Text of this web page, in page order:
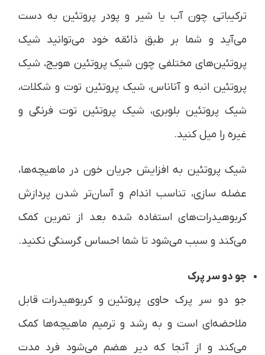
ترکیباتی چون آب یا شیر و پودر پروتئین به دست
می‌آید و شما بر طبق ذائقه خود می‌توانید شیک
پروتئین‌های مختلفی چون شیک پروتئین هویج، شیک
پروتئین انبه و آناناس، شیک پروتئین توت و شکلات،
شیک پروتئین بلوبری، شیک پروتئین توت فرنگی و
غیره را میل کنید.
شیک پروتئین به افزایش جریان خون در ماهیچه‌ها،
عضله سازی، تناسب اندام و آسان‌تر شدن پردازش
کربوهیدرات‌های استفاده شده بعد از تمرین کمک
می‌کند و سبب می‌شود تا شما احساس گرسنگی نکنید.
جو دو سر پرک
جو دو سر پرک حاوی پروتئین و کربوهیدرات قابل
ملاحضه‌ای است و به رشد و ترمیم ماهیچه‌ها کمک
می‌کند و از آنجا که دیر هضم می‌شود فرد مدت